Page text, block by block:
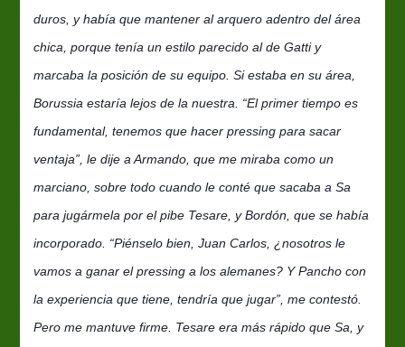
duros, y había que mantener al arquero adentro del área
chica, porque tenía un estilo parecido al de Gatti y
marcaba la posición de su equipo. Si estaba en su área,
Borussia estaría lejos de la nuestra. “El primer tiempo es
fundamental, tenemos que hacer pressing para sacar
ventaja”, le dije a Armando, que me miraba como un
marciano, sobre todo cuando le conté que sacaba a Sa
para jugármela por el pibe Tesare, y Bordón, que se había
incorporado. “Piénselo bien, Juan Carlos, ¿nosotros le
vamos a ganar el pressing a los alemanes? Y Pancho con
la experiencia que tiene, tendría que jugar”, me contestó.
Pero me mantuve firme. Tesare era más rápido que Sa, y